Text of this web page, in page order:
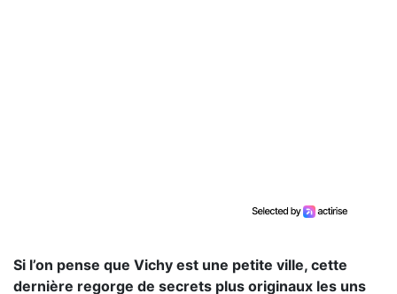
Si l’on pense que Vichy est une petite ville, cette
dernière regorge de secrets plus originaux les uns